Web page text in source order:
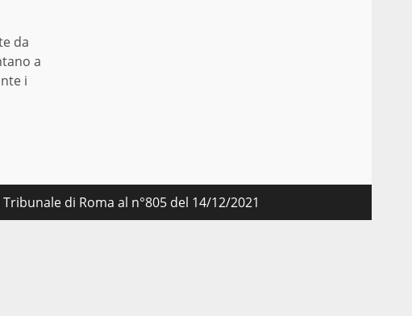
da
a
i
di Roma al n°805 del 14/12/2021